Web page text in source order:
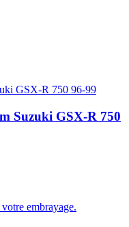
Suzuki GSX-R 750
embrayage.